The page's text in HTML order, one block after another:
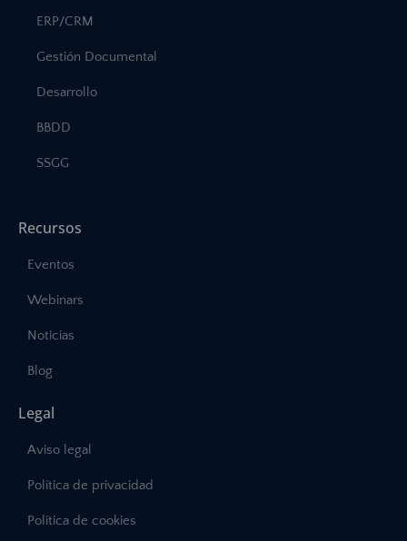
ERP/CRM
Gestión Documental
Desarrollo
BBDD
SSGG
Recursos
Eventos
Webinars
Noticias
Blog
Legal
Aviso legal
Política de privacidad
Política de cookies